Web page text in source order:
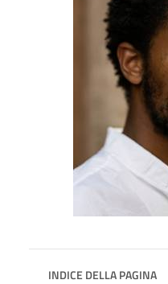
INDICE DELLA PAGINA